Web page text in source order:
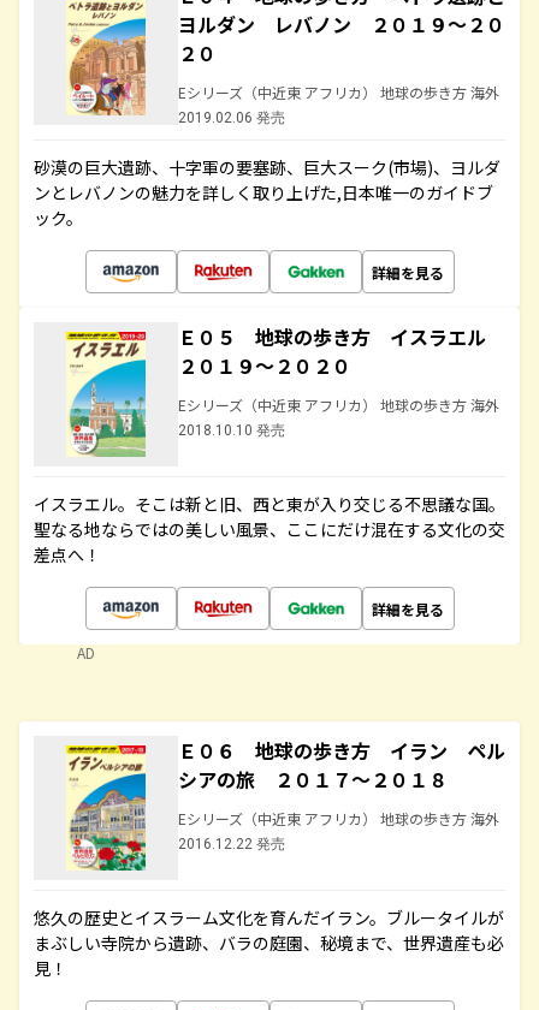
ヨルダン レバノン ２０１９～２０
２０
Eシリーズ（中近東 アフリカ） 地球の歩き方 海外
2019.02.06 発売
砂漠の巨大遺跡、十字軍の要塞跡、巨大スーク(市場)、ヨルダ
ンとレバノンの魅力を詳しく取り上げた,日本唯一のガイドブ
ック。
詳細を見る
Ｅ０５ 地球の歩き方 イスラエル
２０１９～２０２０
Eシリーズ（中近東 アフリカ） 地球の歩き方 海外
2018.10.10 発売
イスラエル。そこは新と旧、西と東が入り交じる不思議な国。
聖なる地ならではの美しい風景、ここにだけ混在する文化の交
差点へ！
詳細を見る
AD
Ｅ０６ 地球の歩き方 イラン ペル
シアの旅 ２０１７～２０１８
Eシリーズ（中近東 アフリカ） 地球の歩き方 海外
2016.12.22 発売
悠久の歴史とイスラーム文化を育んだイラン。ブルータイルが
まぶしい寺院から遺跡、バラの庭園、秘境まで、世界遺産も必
見！